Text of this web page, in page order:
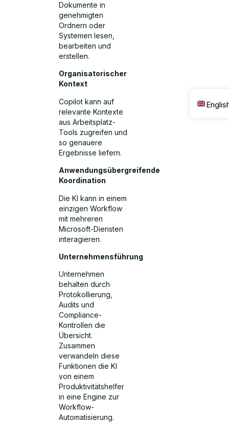
Dokumente in
genehmigten
Ordnern oder
Systemen lesen,
bearbeiten und
erstellen.
Organisatorischer
Kontext
Copilot kann auf
relevante Kontexte
aus Arbeitsplatz-
Tools zugreifen und
so genauere
Ergebnisse liefern.
Anwendungsübergreifende
Koordination
Die KI kann in einem
einzigen Workflow
mit mehreren
Microsoft-Diensten
interagieren.
Unternehmensführung
Unternehmen
behalten durch
Protokollierung,
Audits und
Compliance-
Kontrollen die
Übersicht.
Zusammen
verwandeln diese
Funktionen die KI
von einem
Produktivitätshelfer
in eine Engine zur
Workflow-
Automatisierung.